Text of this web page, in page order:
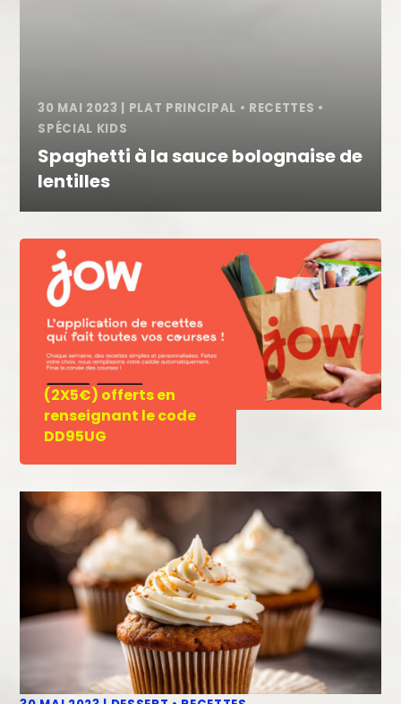
30 MAI 2023 | PLAT PRINCIPAL • RECETTES •
SPÉCIAL KIDS
Spaghetti à la sauce bolognaise de
lentilles
(2X5€) offerts en
renseignant le code
DD95UG